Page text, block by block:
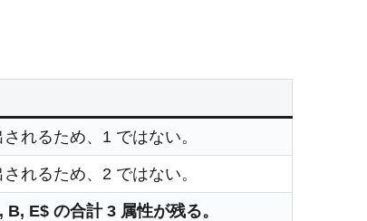
れるため、1 ではない。
れるため、2 ではない。
E$ の合計 3 属性が残る。